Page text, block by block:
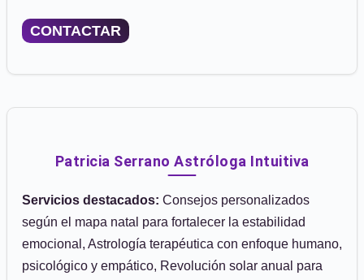
CONTACTAR
Patricia Serrano Astróloga Intuitiva
Servicios destacados: Consejos personalizados
según el mapa natal para fortalecer la estabilidad
emocional, Astrología terapéutica con enfoque humano,
psicológico y empático, Revolución solar anual para